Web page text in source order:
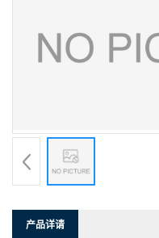
产品详请